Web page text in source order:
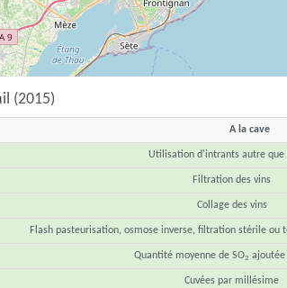
(2015)
A la cave
Utilisation d'intrants autre que
Filtration des vins
Collage des vins
Flash pasteurisation, osmose inverse, filtration stérile
Quantité moyenne de SO2
Cuvées par millésime